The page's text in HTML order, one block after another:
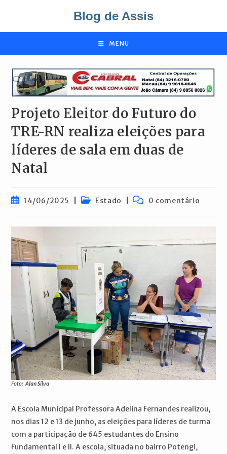
o
Blog de Assis
MENU
Projeto Eleitor do Futuro do
TRE-RN realiza eleições para
líderes de sala em duas de
Natal
Post14/06/2025
Categoria
Estado
Comentários
0 comentário
Foto: Alan Silva
A Escola Municipal Professora Adelina Fernandes realizou,
nos dias 12 e 13 de junho, as eleições para líderes de turma
com a participação de 645 estudantes do Ensino
Fundamental I e II. A escola, situada no bairro Potengi,